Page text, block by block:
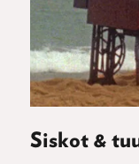
Siskot &